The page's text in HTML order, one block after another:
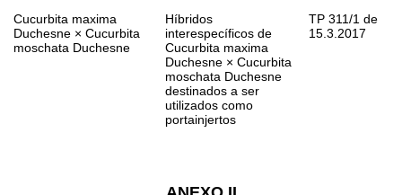
Cucurbita maxima
Duchesne ×Cucurbita
moschata Duchesne
Híbridos
interespecíficos de
Cucurbita maxima
Duchesne ×Cucurbita
moschata Duchesne
destinados a ser
utilizados como
portainjertos
TP 311/1 de
15.3.2017